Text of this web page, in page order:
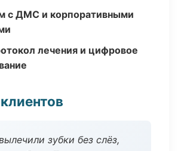
с ДМС и корпоративными
лечения и цифровое
зубки без слёз,